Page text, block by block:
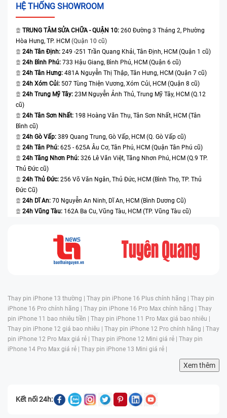
HỆ THỐNG SHOWROOM
TRUNG TÂM SỬA CHỮA - QUẬN 10: 260 Đường 3 Tháng 2, Phường
Hòa Hưng, TP. HCM (Quận 10 cũ)
24h Tân Định: 249 -251 Trần Quang Khải, Tân Định, HCM (Quận 1 cũ)
24h Bình Phú: 733 Hậu Giang, Bình Phú, HCM (Quận 6 cũ)
24h Tân Hưng: 481A Nguyễn Thị Thập, Tân Hưng, HCM (Quận 7 cũ)
24h Xóm Củi: 507 Tùng Thiện Vương, Xóm Củi, HCM (Quận 8 cũ)
24h Trung Mỹ Tây: 23M Nguyễn Ảnh Thủ, Trung Mỹ Tây, HCM (Q.12
cũ)
24h Tân Sơn Nhất: 198 Hoàng Văn Thụ, Tân Sơn Nhất, HCM (Tân
Bình cũ)
24h Gò Vấp: 389 Quang Trung, Gò Vấp, HCM (Q. Gò Vấp cũ)
24h Tân Phú: 625 - 625A Âu Cơ, Tân Phú, HCM (Quận Tân Phú cũ)
24h Tăng Nhơn Phú: 326 Lê Văn Việt, Tăng Nhơn Phú, HCM (Q.9 TP.
Thủ Đức cũ)
24h Thủ Đức: 256 Võ Văn Ngân, Thủ Đức, HCM (Bình Thọ, TP. Thủ
Đức Cũ)
24h Dĩ An: 70 Nguyễn An Ninh, Dĩ An, HCM (Bình Dương Cũ)
24h Vũng Tàu: 162A Ba Cu, Vũng Tàu, HCM (TP. Vũng Tàu cũ)
Thay pin iPhone 13 thường | Thay pin iPhone 16 Plus chính hãng | Thay pin
iPhone 16 Pro chính hãng | Thay pin iPhone 16 Pro Max chính hãng | Thay
pin iPhone 11 bao nhiêu tiền | Thay pin iPhone 11 Pro Max giá bao nhiêu |
Thay pin iPhone 12 giá bao nhiêu | Thay pin iPhone 12 Pro chính hãng | Thay
pin iPhone 12 Pro Max giá rẻ | Thay pin iPhone 12 Mini giá rẻ | Thay pin
iPhone 14 Pro Max giá rẻ | Thay pin iPhone 13 Mini giá rẻ |
Xem thêm
Kết nối 24h: